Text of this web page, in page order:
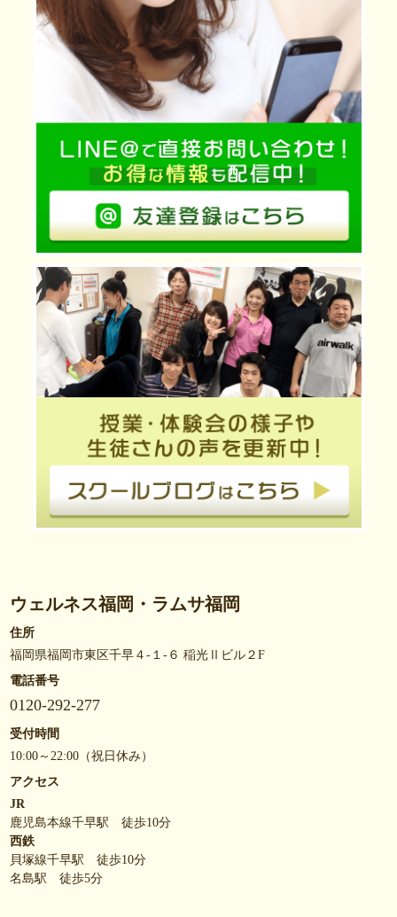
ウェルネス福岡・ラムサ福岡
住所
福岡県福岡市東区千早４-１-６ 稲光Ⅱビル２F
電話番号
0120-292-277
受付時間
10:00～22:00（祝日休み）
アクセス
JR
鹿児島本線千早駅 徒歩10分
西鉄
貝塚線千早駅 徒歩10分
名島駅 徒歩5分